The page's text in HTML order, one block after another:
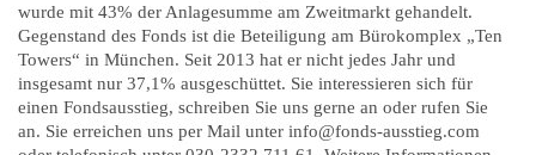
wurde mit 43% der Anlagesumme am Zweitmarkt gehandelt.
Gegenstand des Fonds ist die Beteiligung am Bürokomplex „Ten
Towers“ in München. Seit 2013 hat er nicht jedes Jahr und
insgesamt nur 37,1% ausgeschüttet. Sie interessieren sich für
einen Fondsausstieg, schreiben Sie uns gerne an oder rufen Sie
an. Sie erreichen uns per Mail unter info@fonds-ausstieg.com